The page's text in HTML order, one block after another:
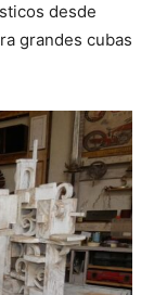
desde
grandes cubas